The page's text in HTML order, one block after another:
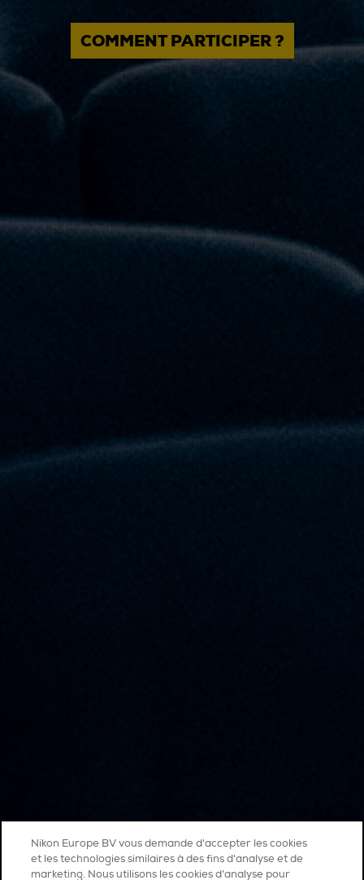
COMMENT PARTICIPER ?
Nikon Europe BV vous demande d'accepter les cookies
et les technologies similaires à des fins d'analyse et de
marketing. Nous utilisons les cookies d’analyse pour